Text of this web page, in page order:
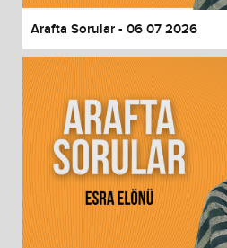
Arafta Sorular - 06 07 2026